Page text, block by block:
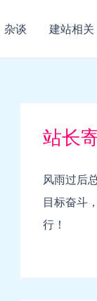
杂谈 建站相关
站长
风雨过后
目标奋斗
行！